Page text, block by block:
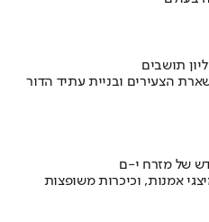
הצעירים ובניית עתיד הדור
של מזרח י-ם
אמנות, וכיכרות משופצות